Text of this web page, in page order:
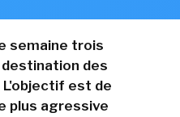
semaine trois
des
est de
plus agressive